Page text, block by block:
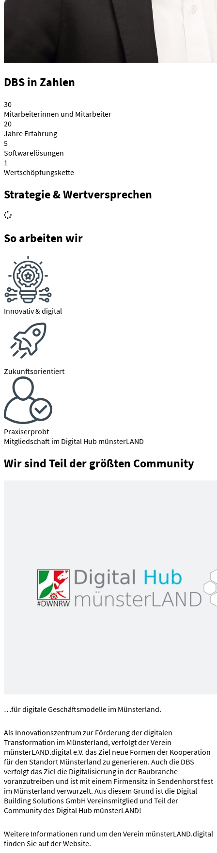
DBS in Zahlen
30
Mitarbeiterinnen und Mitarbeiter
20
Jahre Erfahrung
5
Softwarelösungen
1
Wertschöpfungskette
Strategie & Wertversprechen
So arbeiten wir
Innovativ & digital
Zukunftsorientiert
Praxiserprobt
Mitgliedschaft im Digital Hub münsterLAND
Wir sind Teil der größten Community
…für digitale Geschäftsmodelle im Münsterland.
Als Innovationszentrum zur Förderung der digitalen
Transformation im Münsterland, verfolgt der Verein
münsterLAND.digital e.V. das Ziel neue Formen der Kooperation
für den Standort Münsterland zu generieren. Auch die DBS
verfolgt das Ziel die Digitalisierung in der Baubranche
voranzutreiben und ist mit einem Firmensitz in Sendenhorst fest
im Münsterland verwurzelt. Aus diesem Grund ist die Digital
Building Solutions GmbH Vereinsmitglied und Teil der
Community des Digital Hub münsterLAND!
Weitere Informationen rund um den Verein münsterLAND.digital
finden Sie auf der Website.